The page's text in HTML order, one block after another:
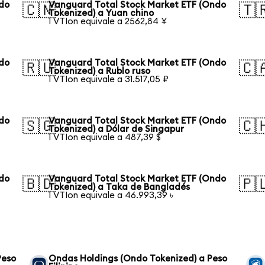
🇨🇳Vanguard Total Stock Market ETF (Ondo
Tokenized) a Yuan chino
1 VTIon equivale a 2562,84 ¥
🇷🇺Vanguard Total Stock Market ETF (Ondo
Tokenized) a Rublo ruso
1 VTIon equivale a 31.517,05 ₽
🇸🇬Vanguard Total Stock Market ETF (Ondo
Tokenized) a Dólar de Singapur
1 VTIon equivale a 487,39 $
🇧🇩Vanguard Total Stock Market ETF (Ondo
Tokenized) a Taka de Bangladés
1 VTIon equivale a 46.993,39 ৳
Ondas Holdings (Ondo Tokenized) a Peso